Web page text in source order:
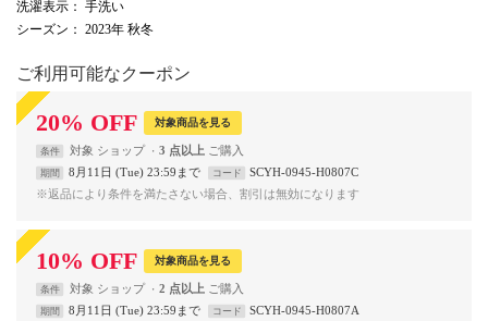
洗濯表示 ： 手洗い
シーズン ： 2023年 秋冬
ご利用可能なクーポン
20% OFF 対象商品を見る
条件 対象 ショップ 3 点以上
期間 8月11日 (Tue) 23:59まで コード
SCYH-0945-H0807C
※返品により条件を満たさない場合、割引は無効になります
10% OFF 対象商品を見る
条件 対象 ショップ 2 点以上
期間 8月11日 (Tue) 23:59まで コード
SCYH-0945-H0807A